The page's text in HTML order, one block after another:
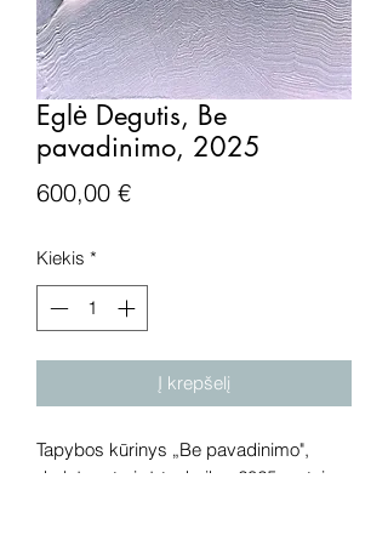
Eglė Degutis, Be
pavadinimo, 2025
600,00 €Price
Kiekis *
Į krepšelį
Tapybos kūrinys „Be pavadinimo",
drobė, autorinė technika, 2025 metai.